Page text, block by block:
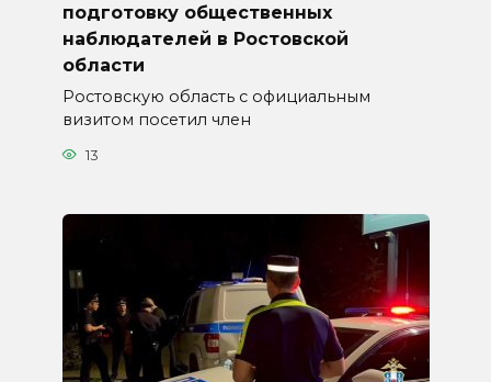
подготовку общественных
наблюдателей в Ростовской
области
Ростовскую область с официальным
визитом посетил член
13